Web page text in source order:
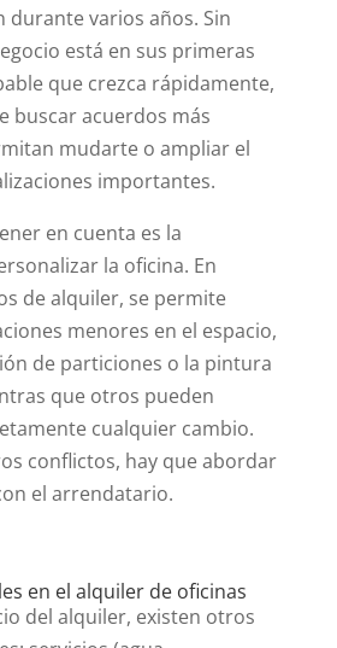
durante varios años. Sin
está en sus primeras
que crezca rápidamente,
buscar acuerdos más
mudarte o ampliar el
importantes.
en cuenta es la
la oficina. En
de alquiler, se permite
menores en el espacio,
de particiones o la pintura
que otros pueden
cualquier cambio.
conflictos, hay que abordar
el arrendatario.
en el alquiler de oficinas
del alquiler, existen otros